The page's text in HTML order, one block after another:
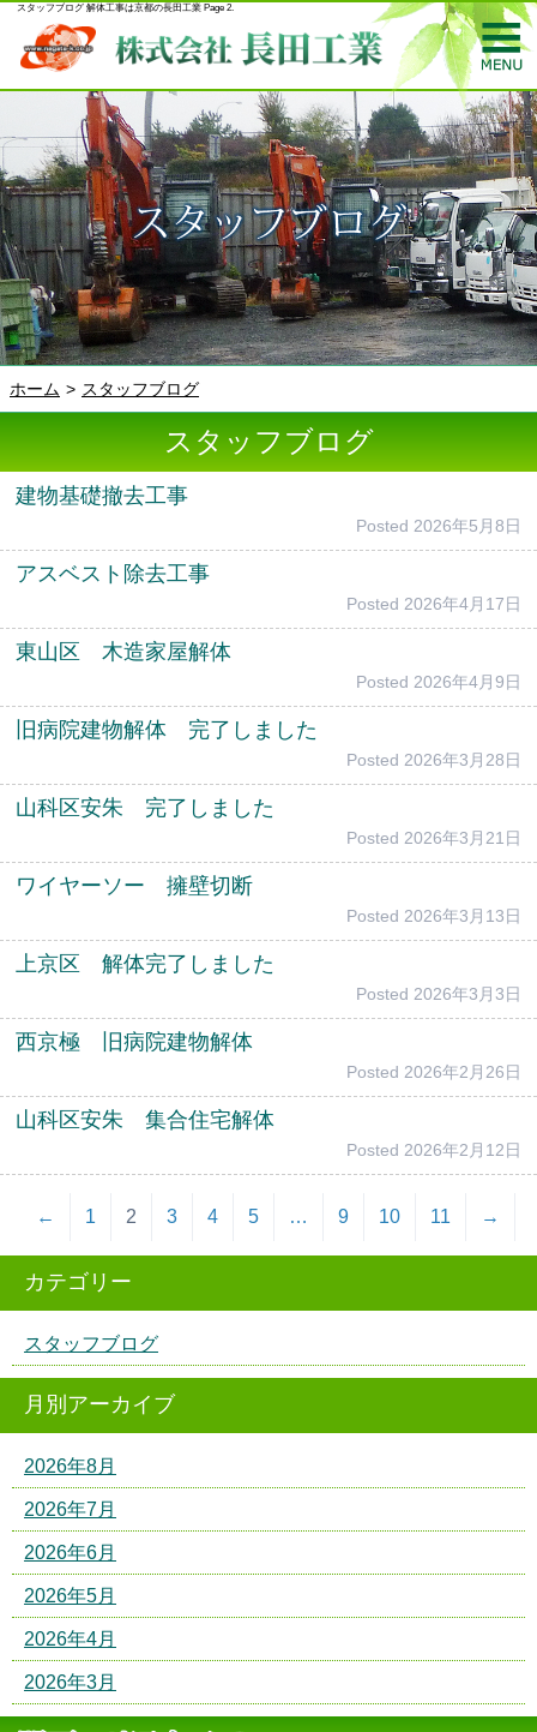
スタッフブログ 解体工事は京都の長田工業 Page 2.
ホーム スタッフブログ
スタッフブログ
建物基礎撤去工事
Posted 2026年5月8日
アスベスト除去工事
Posted 2026年4月17日
東山区 木造家屋解体
Posted 2026年4月9日
旧病院建物解体 完了しました
Posted 2026年3月28日
山科区安朱 完了しました
Posted 2026年3月21日
ワイヤーソー 擁壁切断
Posted 2026年3月13日
上京区 解体完了しました
Posted 2026年3月3日
西京極 旧病院建物解体
Posted 2026年2月26日
山科区安朱 集合住宅解体
Posted 2026年2月12日
← 1 2 3 4 5 … 9 10 11 →
カテゴリー
スタッフブログ
月別アーカイブ
2026年8月
2026年7月
2026年6月
2026年5月
2026年4月
2026年3月